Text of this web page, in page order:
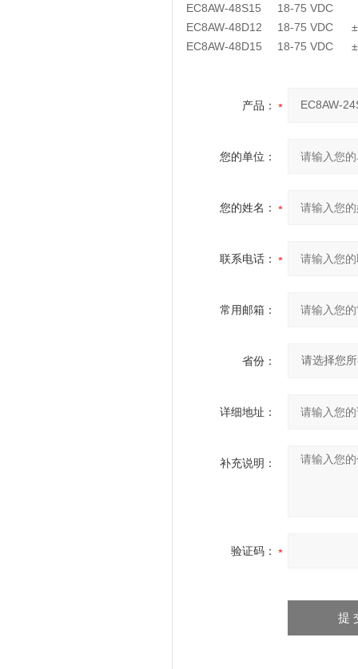
EC8AW-48S15
18-75 VDC
EC8AW-48D12
18-75 VDC
EC8AW-48D15
18-75 VDC
产品：
您的单位：
您的姓名：
联系电话：
常用邮箱：
省份：
详细地址：
补充说明：
验证码：